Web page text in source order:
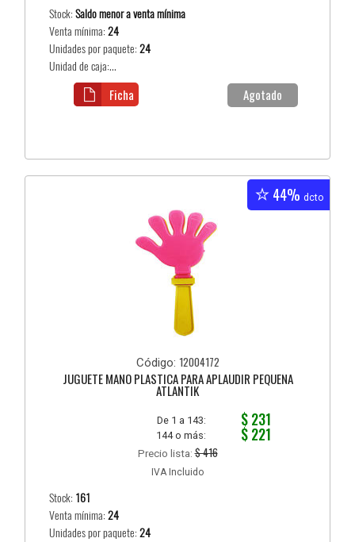
Stock:Saldo menor a venta mínima
Venta mínima:24
Unidades por paquete:24
Unidad de caja:...
Agotado
Ficha
44% dcto
Código: 12004172
JUGUETE MANO PLASTICA PARA APLAUDIR PEQUEÑA
ATLANTIK
De 1 a 143: $ 231
144 o más: $ 221
Precio lista:$ 416
IVA Incluido
Stock: 161
Venta mínima:24
Unidades por paquete:24